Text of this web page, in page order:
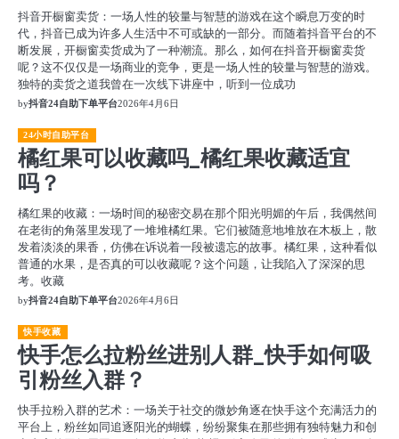
抖音开橱窗卖货：一场人性的较量与智慧的游戏在这个瞬息万变的时
代，抖音已成为许多人生活中不可或缺的一部分。而随着抖音平台的不
断发展，开橱窗卖货成为了一种潮流。那么，如何在抖音开橱窗卖货
呢？这不仅仅是一场商业的竞争，更是一场人性的较量与智慧的游戏。
独特的卖货之道我曾在一次线下讲座中，听到一位成功
by抖音24自助下单平台2026年4月6日
24小时自助平台
橘红果可以收藏吗_橘红果收藏适宜
吗？
橘红果的收藏：一场时间的秘密交易在那个阳光明媚的午后，我偶然间
在老街的角落里发现了一堆堆橘红果。它们被随意地堆放在木板上，散
发着淡淡的果香，仿佛在诉说着一段被遗忘的故事。橘红果，这种看似
普通的水果，是否真的可以收藏呢？这个问题，让我陷入了深深的思
考。收藏
by抖音24自助下单平台2026年4月6日
快手收藏
快手怎么拉粉丝进别人群_快手如何吸
引粉丝入群？
快手拉粉入群的艺术：一场关于社交的微妙角逐在快手这个充满活力的
平台上，粉丝如同追逐阳光的蝴蝶，纷纷聚集在那些拥有独特魅力和创